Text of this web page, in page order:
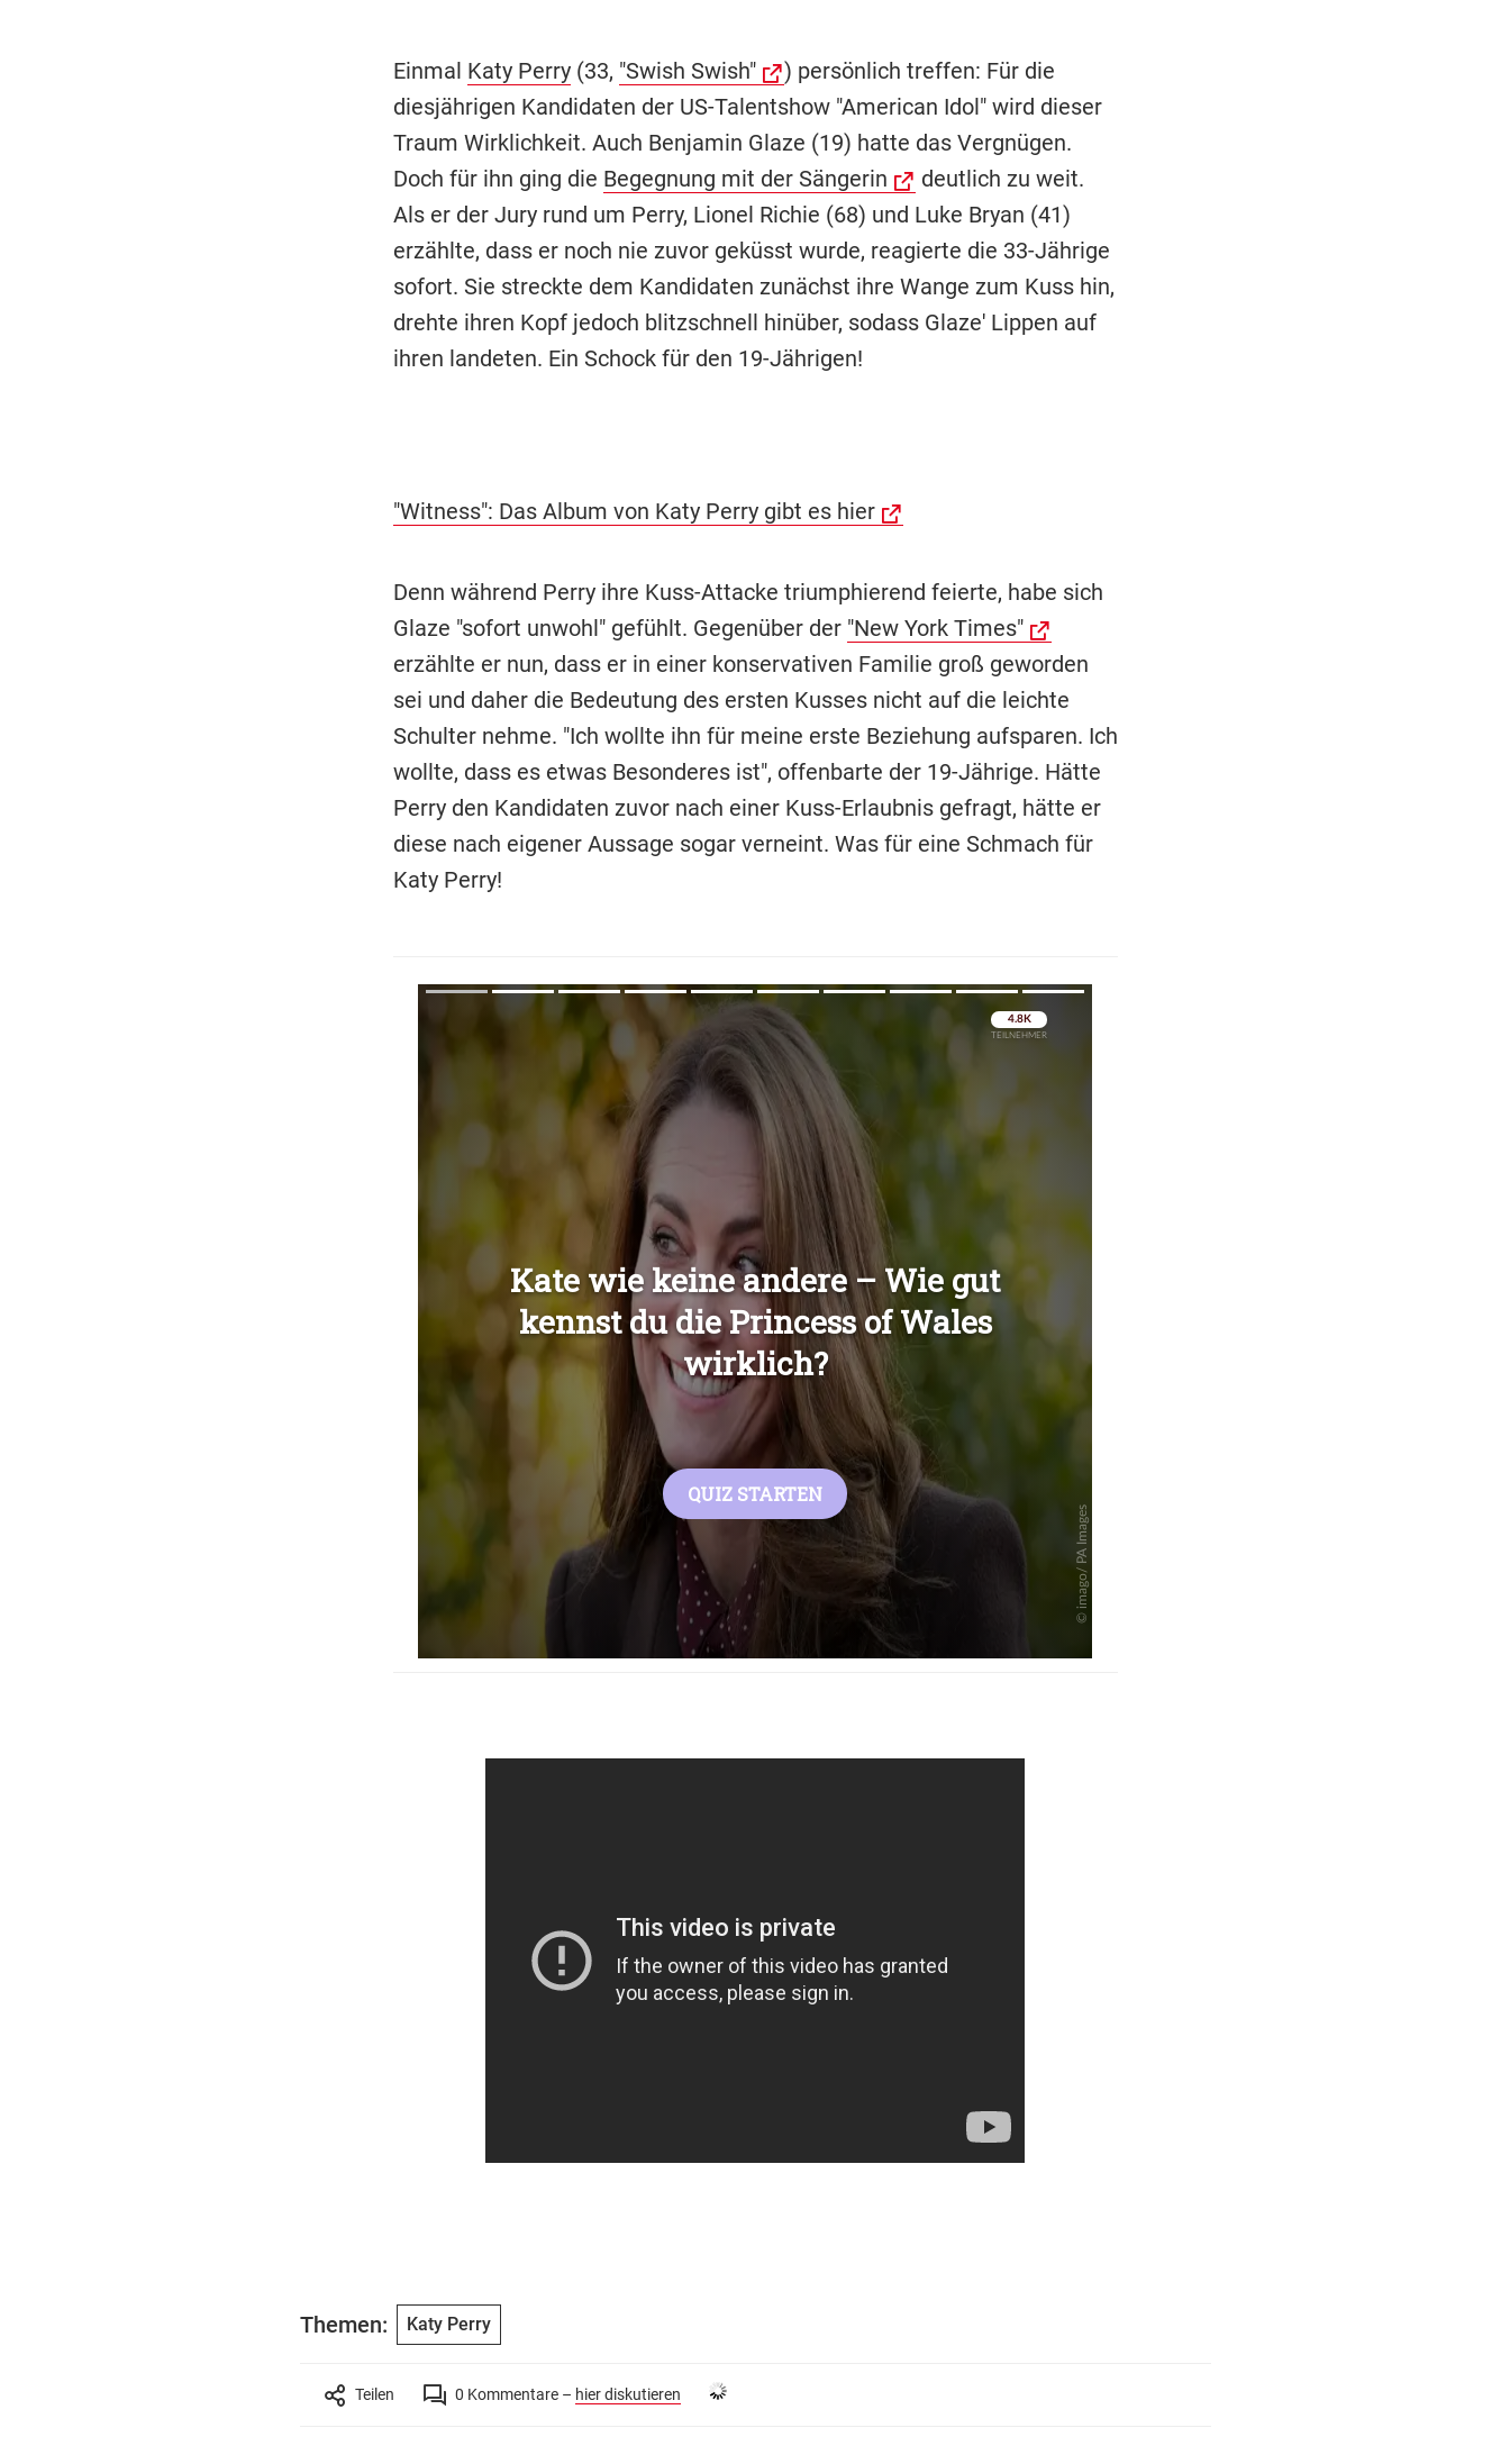
Einmal Katy Perry(33, "Swish Swish"
) persönlich treffen: Für die
diesjährigen Kandidaten der US-Talentshow "American Idol" wird dieser
Traum Wirklichkeit. Auch Benjamin Glaze (19) hatte das Vergnügen.
Doch für ihn ging die Begegnung mit der Sängerin
deutlich zu weit.
Als er der Jury rund um Perry, Lionel Richie (68) und Luke Bryan (41)
erzählte, dass er noch nie zuvor geküsst wurde, reagierte die 33-Jährige
sofort. Sie streckte dem Kandidaten zunächst ihre Wange zum Kuss hin,
drehte ihren Kopf jedoch blitzschnell hinüber, sodass Glaze' Lippen auf
ihren landeten. Ein Schock für den 19-Jährigen!
"Witness": Das Album von Katy Perry gibt es hier
Denn während Perry ihre Kuss-Attacke triumphierend feierte, habe sich
Glaze "sofort unwohl" gefühlt. Gegenüber der "New York Times"
erzählte er nun, dass er in einer konservativen Familie groß geworden
sei und daher die Bedeutung des ersten Kusses nicht auf die leichte
Schulter nehme. "Ich wollte ihn für meine erste Beziehung aufsparen. Ich
wollte, dass es etwas Besonderes ist", offenbarte der 19-Jährige. Hätte
Perry den Kandidaten zuvor nach einer Kuss-Erlaubnis gefragt, hätte er
diese nach eigener Aussage sogar verneint. Was für eine Schmach für
Katy Perry!
Überspringen
Themen: Katy Perry
Teilen 0 Kommentare – hier diskutieren